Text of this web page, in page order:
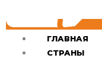
ГЛАВНАЯ
СТРАНЫ